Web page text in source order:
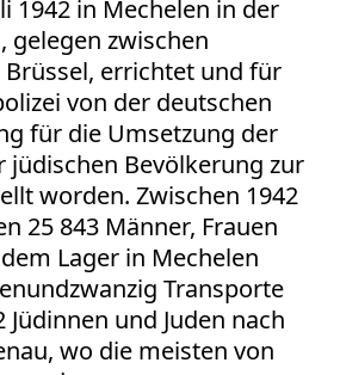
1942 in Mechelen in der
gelegen zwischen
errichtet und für
von der deutschen
für die Umsetzung der
jüdischen Bevölkerung zur
worden. Zwischen 1942
25 843 Männer, Frauen
Lager in Mechelen
Transporte
Jüdinnen und Juden nach
wo die meisten von